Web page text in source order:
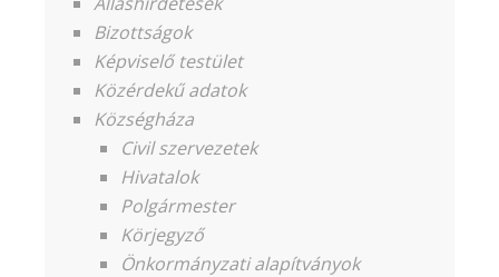
Bizottságok
Képviselő testület
Közérdekű adatok
Községháza
Civil szervezetek
Hivatalok
Polgármester
Körjegyző
Önkormányzati alapítványok